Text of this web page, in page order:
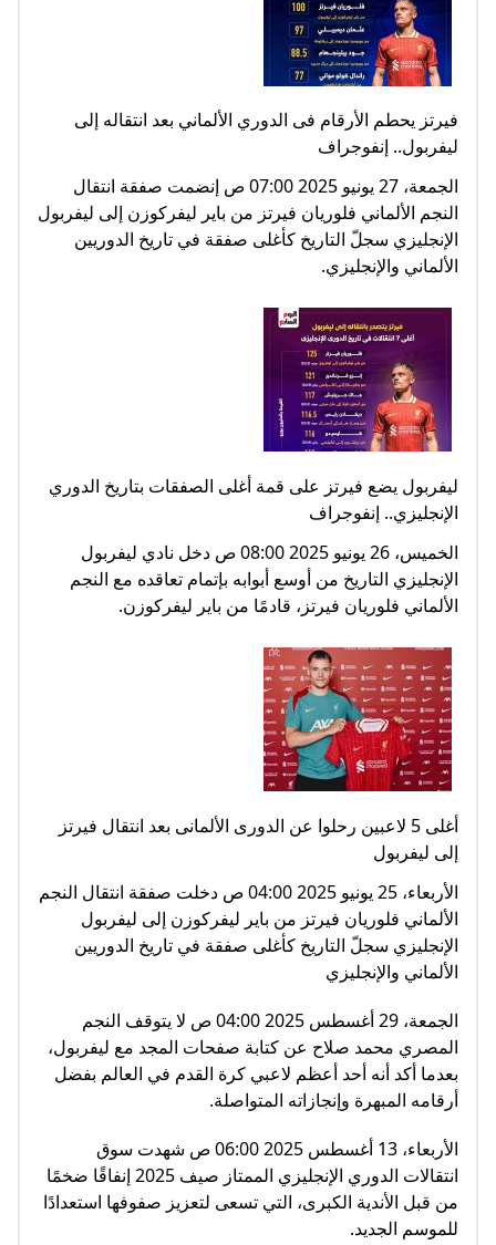
فيرتز يحطم الأرقام فى الدوري الألماني بعد انتقاله إلى
ليفربول.. إنفوجراف
الجمعة، 27 يونيو 2025 07:00 ص إنضمت صفقة انتقال
النجم الألماني فلوريان فيرتز من باير ليفركوزن إلى ليفربول
الإنجليزي سجلّ التاريخ كأغلى صفقة في تاريخ الدوريين
الألماني والإنجليزي.
ليفربول يضع فيرتز على قمة أغلى الصفقات بتاريخ الدوري
الإنجليزي.. إنفوجراف
الخميس، 26 يونيو 2025 08:00 ص دخل نادي ليفربول
الإنجليزي التاريخ من أوسع أبوابه بإتمام تعاقده مع النجم
الألماني فلوريان فيرتز، قادمًا من باير ليفركوزن.
أغلى 5 لاعبين رحلوا عن الدورى الألمانى بعد انتقال فيرتز
إلى ليفربول
الأربعاء، 25 يونيو 2025 04:00 ص دخلت صفقة انتقال النجم
الألماني فلوريان فيرتز من باير ليفركوزن إلى ليفربول
الإنجليزي سجلّ التاريخ كأغلى صفقة في تاريخ الدوريين
الألماني والإنجليزي
الجمعة، 29 أغسطس 2025 04:00 ص لا يتوقف النجم
المصري محمد صلاح عن كتابة صفحات المجد مع ليفربول،
بعدما أكد أنه أحد أعظم لاعبي كرة القدم في العالم بفضل
أرقامه المبهرة وإنجازاته المتواصلة.
الأربعاء، 13 أغسطس 2025 06:00 ص شهدت سوق
انتقالات الدوري الإنجليزي الممتاز صيف 2025 إنفاقًا ضخمًا
من قبل الأندية الكبرى، التي تسعى لتعزيز صفوفها استعدادًا
للموسم الجديد.